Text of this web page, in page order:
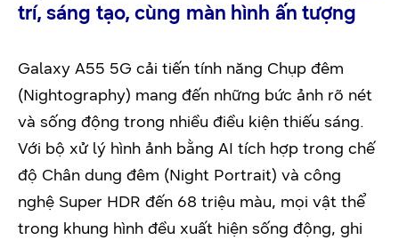
trí, sáng tạo, cùng màn hình ấn tượng
Galaxy A55 5G cải tiến tính năng Chụp đêm
(Nightography) mang đến những bức ảnh rõ nét
và sống động trong nhiều điều kiện thiếu sáng.
Với bộ xử lý hình ảnh bằng AI tích hợp trong chế
độ Chân dung đêm (Night Portrait) và công
nghệ Super HDR đến 68 triệu màu, mọi vật thể
trong khung hình đều xuất hiện sống động, ghi